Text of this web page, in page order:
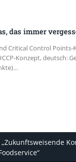
das immer
Critical Control
Konzept, deutsch:
„Zukunftsweisende